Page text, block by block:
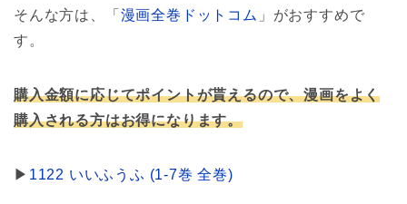
そんな方は、「 漫画全巻ドットコム 」がおすすめで
す。
購入金額に応じてポイントが貰えるので、漫画をよく
購入される方はお得になります。
▶︎ 1122 いいふうふ (1-7巻 全巻)